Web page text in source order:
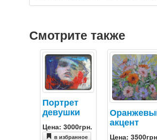
Смотрите также
Портрет
девушки
Цена: 3000грн.
в избранное
акцент
Цена: